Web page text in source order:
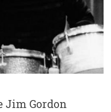
Jim Gordon